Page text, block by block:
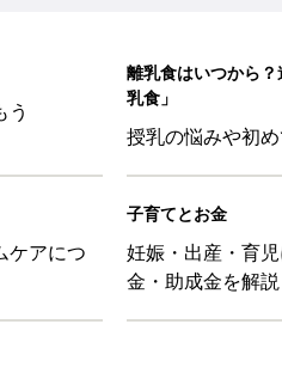
う
離乳食はいつから
乳食」
授乳の悩みや初
ケアにつ
子育てとお金
妊娠・出産・育
金・助成金を解説